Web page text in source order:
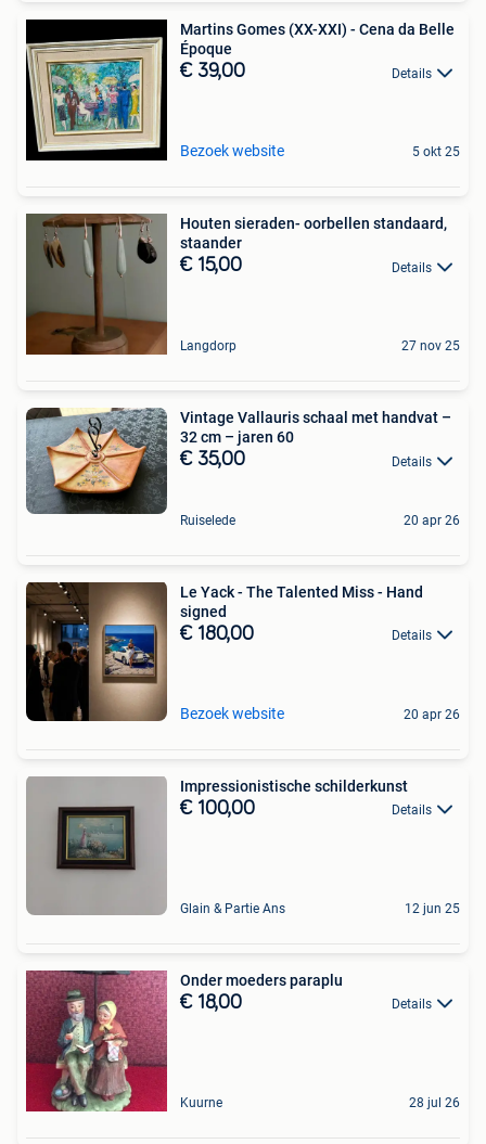
Martins Gomes (XX-XXI) - Cena da Belle
Époque
€ 39,00 Details
Bezoek website 5 okt 25
Houten sieraden- oorbellen standaard,
staander
€ 15,00 Details
Langdorp 27 nov 25
Vintage Vallauris schaal met handvat –
32 cm – jaren 60
€ 35,00 Details
Ruiselede 20 apr 26
Le Yack - The Talented Miss - Hand
signed
€ 180,00 Details
Bezoek website 20 apr 26
Impressionistische schilderkunst
€ 100,00 Details
Glain & Partie Ans 12 jun 25
Onder moeders paraplu
€ 18,00 Details
Kuurne 28 jul 26